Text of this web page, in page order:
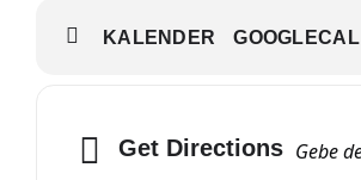
KALENDER GOOGLECAL
Get Directions